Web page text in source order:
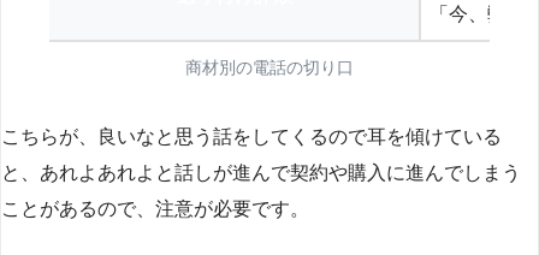
「今、弊
商材別の電話の切り口
こちらが、良いなと思う話をしてくるので耳を傾けている
と、あれよあれよと話しが進んで契約や購入に進んでしまう
ことがあるので、注意が必要です。